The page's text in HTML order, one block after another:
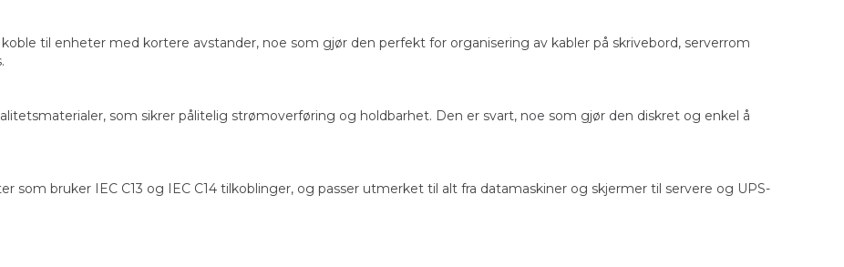
til enheter med kortere avstander, noe som gjør den perfekt for organisering av kabler på skrivebord, serverrom
som sikrer pålitelig strømoverføring og holdbarhet. Den er svart, noe som gjør den diskret og enkel å
som bruker IEC C13 og IEC C14 tilkoblinger, og passer utmerket til alt fra datamaskiner og skjermer til servere og UPS-